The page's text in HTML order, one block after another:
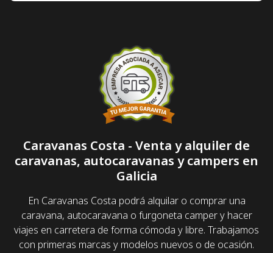
Caravanas Costa - Venta y alquiler de
caravanas, autocaravanas y campers en
Galicia
En Caravanas Costa podrá alquilar o comprar una
caravana, autocaravana o furgoneta camper y hacer
viajes en carretera de forma cómoda y libre. Trabajamos
con primeras marcas y modelos nuevos o de ocasión.